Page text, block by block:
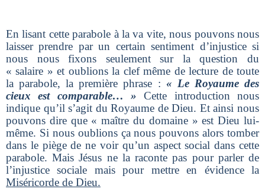
En lisant cette parabole à la va vite, nous pouvons nous
laisser prendre par un certain sentiment d’injustice si
nous nous fixons seulement sur la question du
« salaire » et oublions la clef même de lecture de toute
la parabole, la première phrase : « Le Royaume des
cieux est comparable… » Cette introduction nous
indique qu’il s’agit du Royaume de Dieu. Et ainsi nous
pouvons dire que « maître du domaine » est Dieu lui-
même. Si nous oublions ça nous pouvons alors tomber
dans le piège de ne voir qu’un aspect social dans cette
parabole. Mais Jésus ne la raconte pas pour parler de
l’injustice sociale mais pour mettre en évidence la
Miséricorde de Dieu.